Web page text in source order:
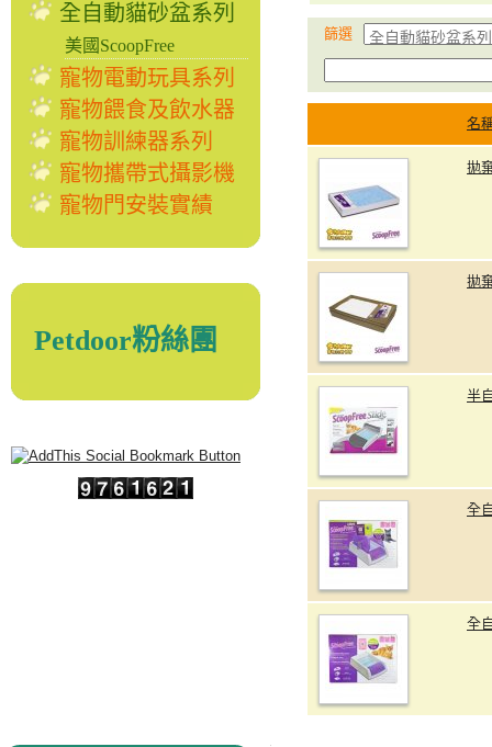
全自動貓砂盆系列
美國ScoopFree
寵物電動玩具系列
寵物餵食及飲水器
寵物訓練器系列
寵物攜帶式攝影機
寵物門安裝實績
Petdoor粉絲團
篩選
名
拋
拋
半
全
全